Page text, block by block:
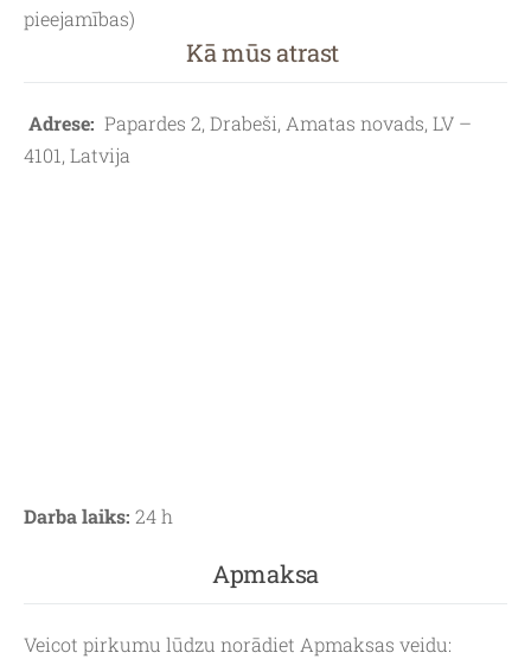
pieejamības)
Kā mūs atrast
Adrese: Papardes 2, Drabeši, Amatas novads, LV –
4101, Latvija
Darba laiks: 24 h
Apmaksa
Veicot pirkumu lūdzu norādiet Apmaksas veidu: